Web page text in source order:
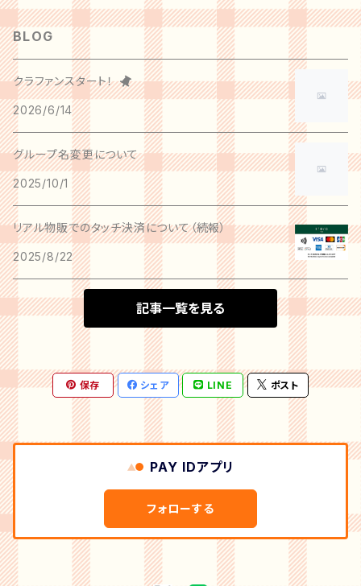
BLOG
クラファンスタート！
2026/6/14
グループ名変更について
2025/10/1
リアル物販でのタッチ決済について（続報）
2025/8/22
記事一覧を見る
保存 シェア LINE ポスト
PAY IDアプリ
フォローする